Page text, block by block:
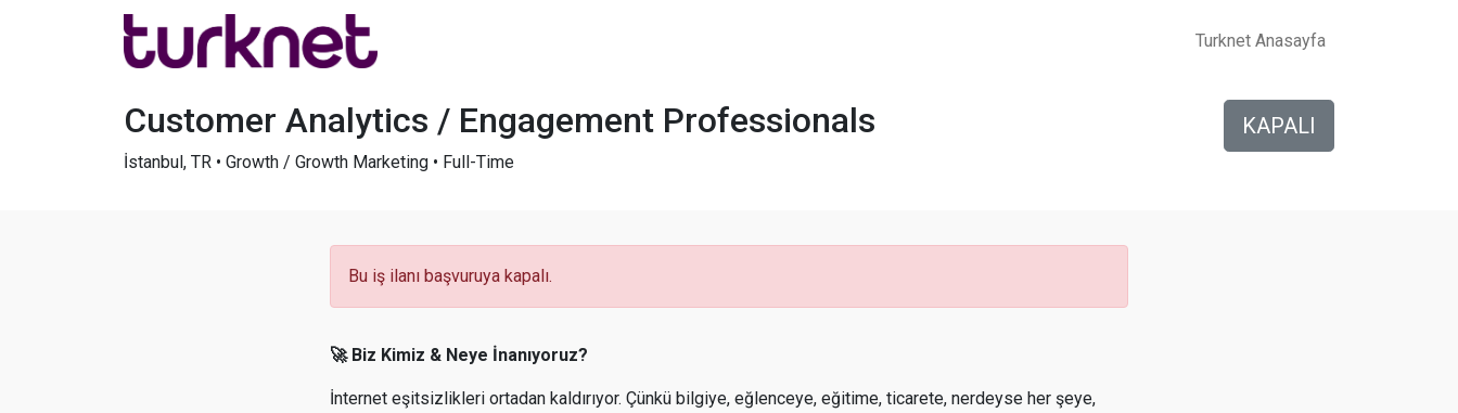
Turknet Anasayfa
Customer Analytics / Engagement Professionals
İstanbul, TR • Growth / Growth Marketing • Full-Time
KAPALI
Bu iş ilanı başvuruya kapalı.
🚀 Biz Kimiz & Neye İnanıyoruz?
İnternet eşitsizlikleri ortadan kaldırıyor. Çünkü bilgiye, eğlenceye, eğitime, ticarete, nerdeyse her şeye,